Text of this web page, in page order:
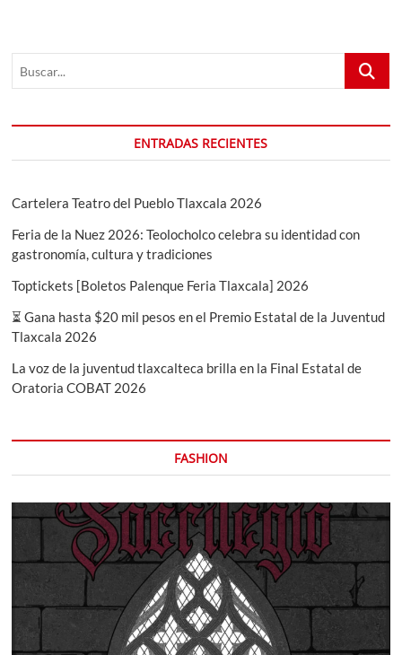
Buscar...
ENTRADAS RECIENTES
Cartelera Teatro del Pueblo Tlaxcala 2026
Feria de la Nuez 2026: Teolocholco celebra su identidad con
gastronomía, cultura y tradiciones
Toptickets [Boletos Palenque Feria Tlaxcala] 2026
⏳ Gana hasta $20 mil pesos en el Premio Estatal de la Juventud
Tlaxcala 2026
La voz de la juventud tlaxcalteca brilla en la Final Estatal de
Oratoria COBAT 2026
FASHION